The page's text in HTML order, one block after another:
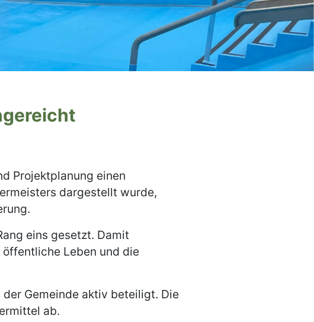
Projektplanung einen
dargestellt wurde,
eins gesetzt. Damit
Leben und die
Gemeinde aktiv beteiligt. Die
ab.